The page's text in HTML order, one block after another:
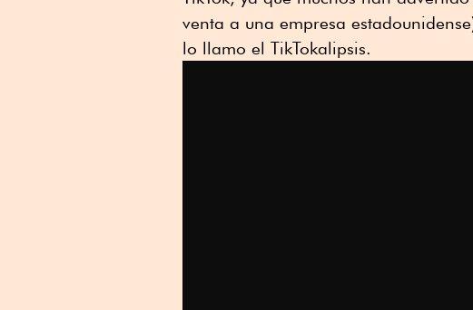
venta a una empresa
lo llamo el TikTokalipsis.